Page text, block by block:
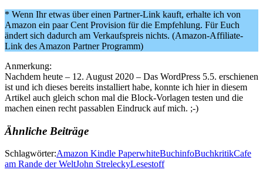
* Wenn Ihr etwas über einen Partner-Link kauft, erhalte ich von
Amazon ein paar Cent Provision für die Empfehlung. Für Euch
ändert sich dadurch am Verkaufspreis nichts. (Amazon-Affiliate-
Link des Amazon Partner Programm)
Anmerkung:
Nachdem heute – 12. August 2020 – Das WordPress 5.5. erschienen
ist und ich dieses bereits installiert habe, konnte ich hier in diesem
Artikel auch gleich schon mal die Block-Vorlagen testen und die
machen einen recht passablen Eindruck auf mich. ;-)
Ähnliche Beiträge
Schlagwörter:Amazon Kindle PaperwhiteBuchinfoBuchkritikCafe
am Rande der WeltJohn StreleckyLesestoff